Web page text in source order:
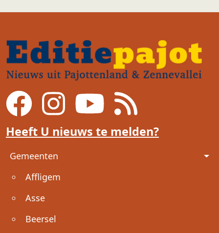
Heeft U nieuws te melden?
Voet
Gemeenten
Affligem
Asse
Beersel